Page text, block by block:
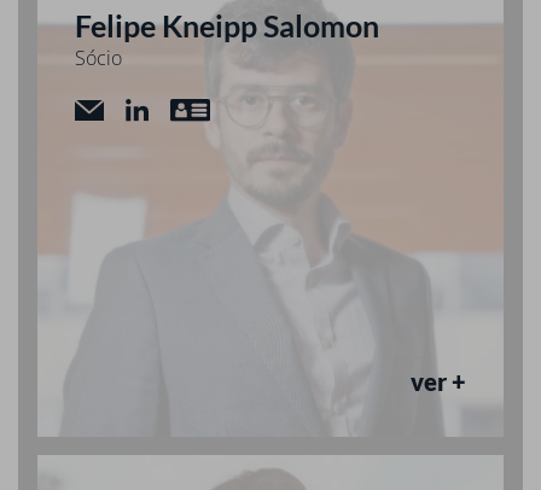
Felipe Kneipp Salomon
Sócio
ver +